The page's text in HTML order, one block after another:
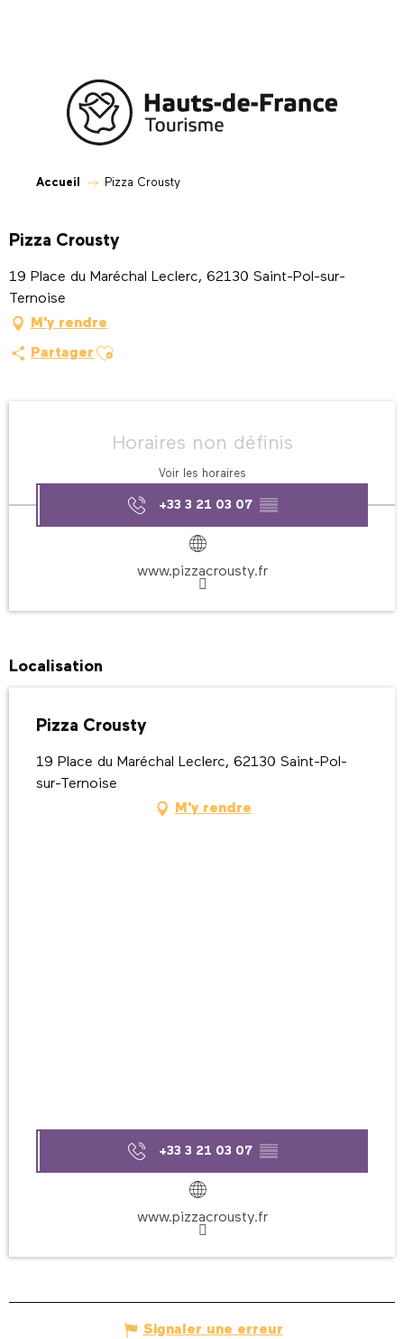
Accueil Pizza Crousty
Pizza Crousty
19 Place du Maréchal Leclerc, 62130 Saint-Pol-sur-
Ternoise
M'y rendre
Partager Ajouter aux favoris
Horaires non définis
Voir les horaires
+33 3 21 03 07 ▒▒
www.pizzacrousty.fr
Localisation
Pizza Crousty
19 Place du Maréchal Leclerc, 62130 Saint-Pol-
sur-Ternoise
M'y rendre
+33 3 21 03 07 ▒▒
www.pizzacrousty.fr
Signaler une erreur